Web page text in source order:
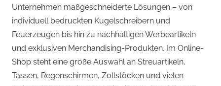
Unternehmen maßgeschneiderte Lösungen – von
individuell bedruckten Kugelschreibern und
Feuerzeugen bis hin zu nachhaltigen Werbeartikeln
und exklusiven Merchandising-Produkten. Im Online-
Shop steht eine große Auswahl an Streuartikeln,
Tassen, Regenschirmen, Zollstöcken und vielen